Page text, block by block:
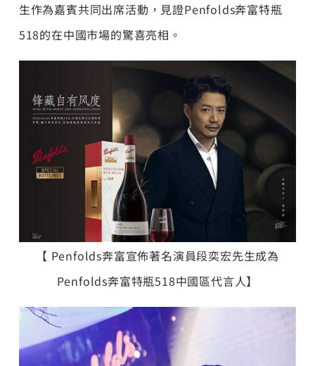
生作為嘉賓共同出席活動，見證Penfolds奔富特瓶
518的在中國市場的驚喜亮相。
【 Penfolds奔富宣佈著名演員段奕宏先生成為
Penfolds奔富特瓶518中國區代言人】